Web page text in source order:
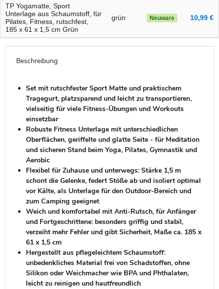
TP Yogamatte, Sport
Unterlage aus Schaumstoff, für
Pilates, Fitness, rutschfest,
185 x 61 x 1,5 cm Grün
grün Neuware 10,99 €
Beschreibung
Set mit rutschfester Sport Matte und praktischem
Tragegurt, platzsparend und leicht zu transportieren,
vielseitig für viele Fitness-Übungen und Workouts
einsetzbar
Robuste Fitness Unterlage mit unterschiedlichen
Oberflächen, geriffelte und glatte Seite - für Meditation
und sicheren Stand beim Yoga, Pilates, Gymnastik und
Aerobic
Flexibel für Zuhause und unterwegs: Stärke 1,5 m
schont die Gelenke, federt Stöße ab und isoliert optimal
vor Kälte, als Unterlage für den Outdoor-Bereich und
zum Camping geeignet
Weich und komfortabel mit Anti-Rutsch, für Anfänger
und Fortgeschrittene: besonders griffig und stabil,
verzeiht mehr Fehler und gibt Sicherheit, Maße ca. 185 x
61 x 1,5 cm
Hergestellt aus pflegeleichtem Schaumstoff:
unbedenkliches Material frei von Schadstoffen, ohne
Silikon oder Weichmacher wie BPA und Phthalaten,
leicht zu reinigen und hautfreundlich